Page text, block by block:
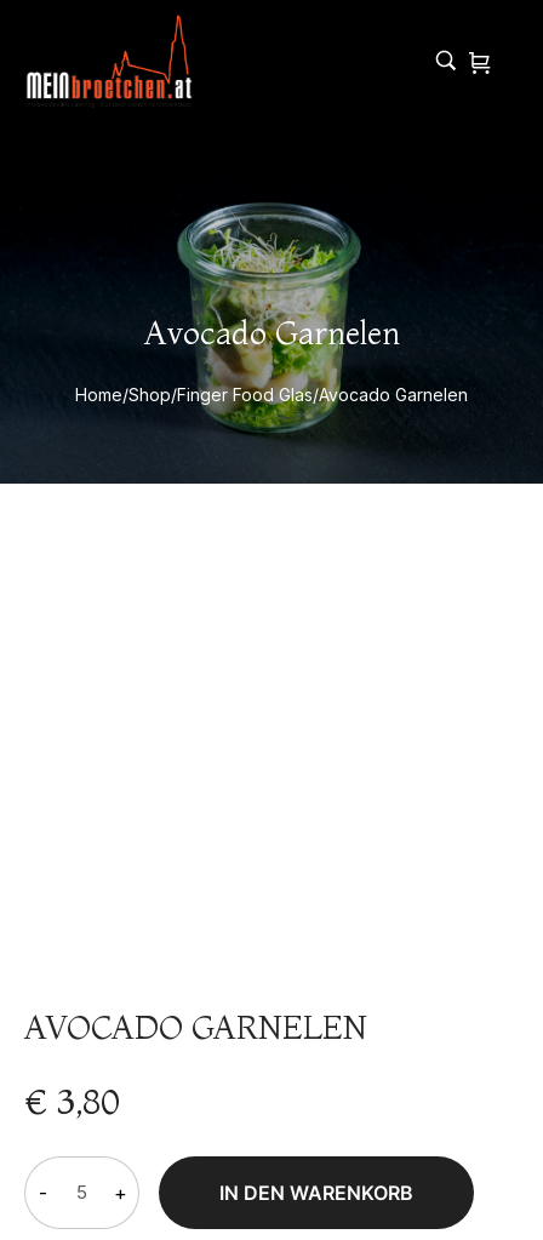
Avocado Garnelen
Home/Shop/Finger Food Glas/Avocado Garnelen
AVOCADO GARNELEN
€ 3,80
- + IN DEN WARENKORB